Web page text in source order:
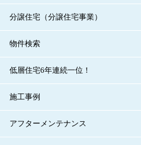
分譲住宅（分譲住宅事業）
物件検索
低層住宅6年連続一位！
施工事例
アフターメンテナンス